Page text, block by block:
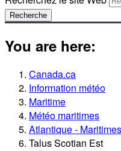
Recherche
You are here:
Canada.ca
Information météo
Maritime
Météo maritimes
Atlantique - Maritimes
Talus Scotian Est